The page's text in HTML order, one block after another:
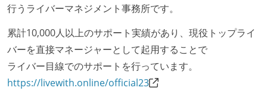
入社時には、各自希望のスペックの PC やディスプレ
イが支給される
希望者には定価 6 万円以上のオフィスチェアが支給さ
れる
選考プロセス
行うライバーマネジメント事務所です。
累計10,000人以上のサポート実績があり、現役トップライ
バーを直接マネージャーとして起用することで
ライバー目線でのサポートを行っています。
https://livewith.online/official23